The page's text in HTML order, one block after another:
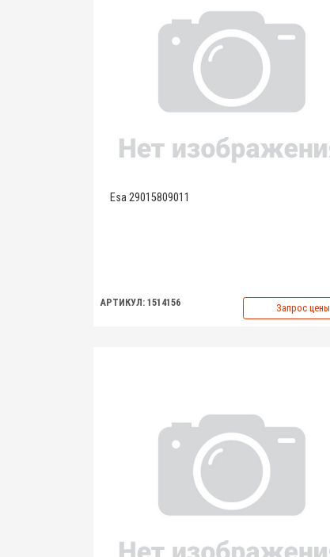
Esa 29015809011
АРТИКУЛ: 1514156 Запрос цены